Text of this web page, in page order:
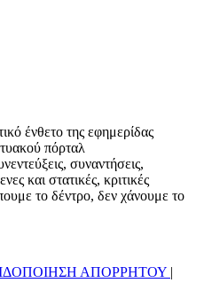
ένθετο της εφημερίδας
πόρταλ
συναντήσεις,
και στατικές, κριτικές
το δέντρο, δεν χάνουμε το
ΑΠΟΡΡΗΤΟΥ |